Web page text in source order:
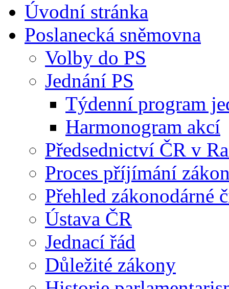
Úvodní stránka
Poslanecká sněmovna
Volby do PS
Jednání PS
Týdenní program
Harmonogram akcí
Předsednictví ČR v
Proces příjímání
Přehled zákonodárné
Ústava ČR
Jednací řád
Důležité zákony